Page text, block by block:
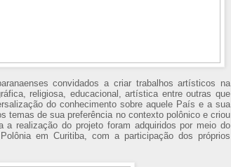
convidados a criar trabalhos artísticos na
religiosa, educacional, artística entre outras que
do conhecimento sobre aquele País e a sua
temas de sua preferência no contexto polônico e criou
realização do projeto foram adquiridos por meio do
em Curitiba, com a participação dos próprios